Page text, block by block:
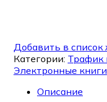
Добавить в список
Категории: Трафик
Электронные книги
Описание